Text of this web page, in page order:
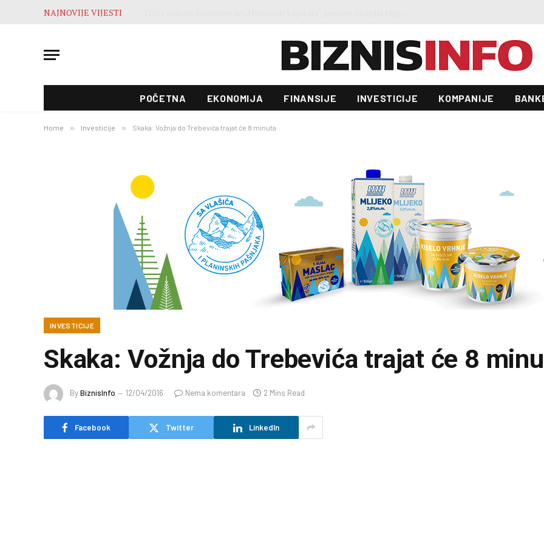
NAJNOVIJE VIJESTI
POČETNA EKONOMIJA FINANSIJE INVESTICIJE KOMPANIJE
Home » Investicije » Skaka: Vožnja do Trebevića trajat će 8 minuta
INVESTICIJE
Skaka: Vožnja do Trebevića trajat će 8
ByBiznisInfo 12/04/2016 Nema komentara 2 Mins Read
Facebook Twitter LinkedIn